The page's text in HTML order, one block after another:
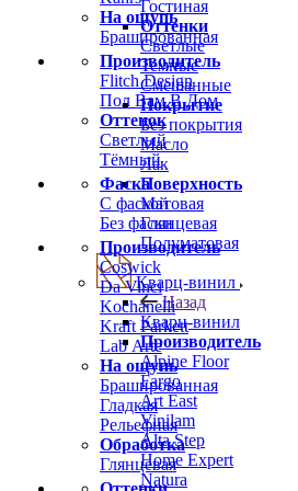
На ощупь
Брашированная
Производитель
Flitch Design
Пол Вам В Дом
Оттенок
Светлый
Тёмный
Фаска
С фаской
Без фаски
Производитель
Coswick
Da Vinci
Kochanelli
Kraft Parkett
Lab Arte
На ощупь
Брашированная
Гладкая
Рельефная
Обработка
Глянцевая
Гостиная
Оттенки
Светлые
Темные
Смешанные
Покрытие
Без покрытия
Масло
Лак
Поверхность
Матовая
Глянцевая
Полуматовая
Кварц-винил
Назад
Кварц-винил
Производитель
Alpine Floor
Fargo
Art East
Vinilam
Alta Step
Home Expert
Natura